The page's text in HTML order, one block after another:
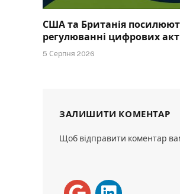
США та Британія
регулюванні цифрових
5 Серпня 2026
ЗАЛИШИТИ КОМЕНТАР
Щоб відправити коментар